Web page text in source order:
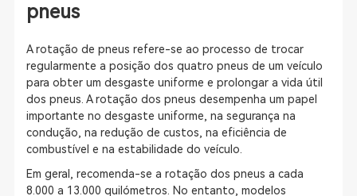
pneus
A rotação de pneus refere-se ao processo de trocar
regularmente a posição dos quatro pneus de um veículo
para obter um desgaste uniforme e prolongar a vida útil
dos pneus. A rotação dos pneus desempenha um papel
importante no desgaste uniforme, na segurança na
condução, na redução de custos, na eficiência de
combustível e na estabilidade do veículo.
Em geral, recomenda-se a rotação dos pneus a cada
8.000 a 13.000 quilómetros. No entanto, modelos